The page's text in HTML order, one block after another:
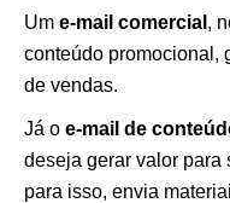
Um e-mail comercial ,
conteúdo promocional,
de vendas.
Já o e-mail de
deseja gerar valor para
para isso, envia